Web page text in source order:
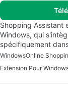
Shopping Assistant
Windows, qui
spécifiquement
WindowsOnline
Extension Pour